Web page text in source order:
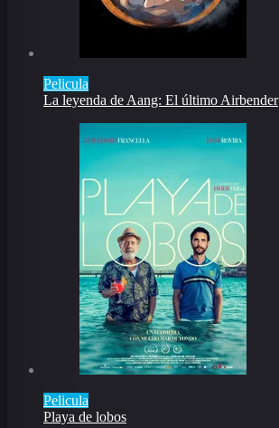
Pelicula
La leyenda de Aang: El último Airbender
Pelicula
Playa de lobos